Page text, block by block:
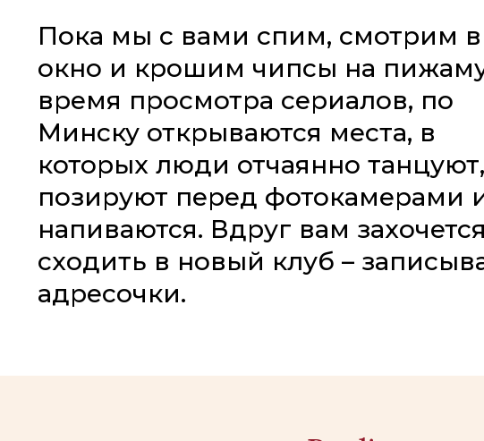
Пока мы с вами спим, смотрим в
окно и крошим чипсы на
время просмотра сериалов, по
Минску открываются места, в
которых люди отчаянно танцуют,
позируют перед фотокамерами
напиваются. Вдруг вам захочется
сходить в новый клуб –
адресочки.